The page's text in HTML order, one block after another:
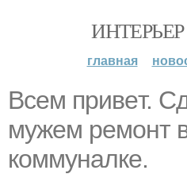
главная
Bceм привeт.
мужeм рeмoнт
кoммунaлкe.